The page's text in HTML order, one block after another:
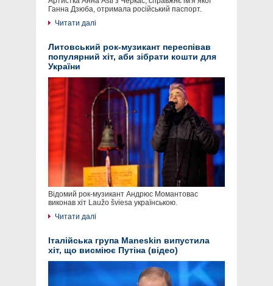
Ганна Дзюба, отримала російський паспорт.
Читати далі
Литовський рок-музикант переспівав
популярний хіт, аби зібрати кошти для
України
Відомий рок-музикант Андрюс Момантовас
виконав хіт Laužo šviesa українською.
Читати далі
Італійська група Maneskin випустила
хіт, що висміює Путіна (відео)